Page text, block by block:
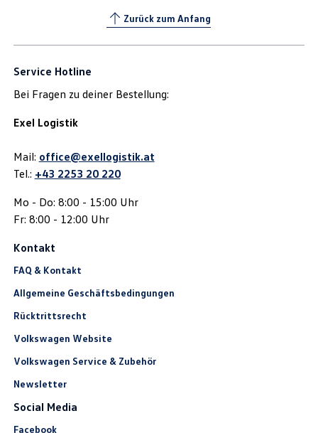
Zurück zum Anfang
Service Hotline
Bei Fragen zu deiner Bestellung:
Exel Logistik
Mail: office@exellogistik.at
Tel.: +43 2253 20 220
Mo - Do: 8:00 - 15:00 Uhr
Fr: 8:00 - 12:00 Uhr
Kontakt
FAQ & Kontakt
Allgemeine Geschäftsbedingungen
Rücktrittsrecht
Volkswagen Website
Volkswagen Service & Zubehör
Newsletter
Social Media
Facebook